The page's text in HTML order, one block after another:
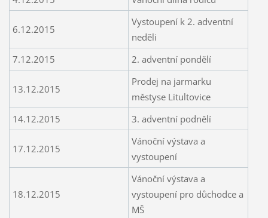
6.12.2015
Vystoupení k 2. adventní
neděli
7.12.2015
2. adventní pondělí
13.12.2015
Prodej na jarmarku
městyse Litultovice
14.12.2015
3. adventní podnělí
17.12.2015
Vánoční výstava a
vystoupení
18.12.2015
Vánoční výstava a
vystoupení pro důchodce a
MŠ